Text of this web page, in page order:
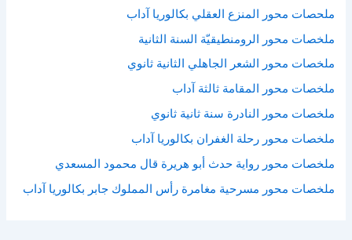
ملحصات محور المنزع العقلي بكالوريا آداب
ملخصات محور الرومنطيقيّة السنة الثانية
ملخصات محور الشعر الجاهلي الثانية ثانوي
ملخصات محور المقامة ثالثة آداب
ملخصات محور النادرة سنة ثانية ثانوي
ملخصات محور رحلة الغفران بكالوريا آداب
ملخصات محور رواية حدث أبو هريرة قال محمود المسعدي
ملخصات محور مسرحية مغامرة رأس المملوك جابر بكالوريا آداب